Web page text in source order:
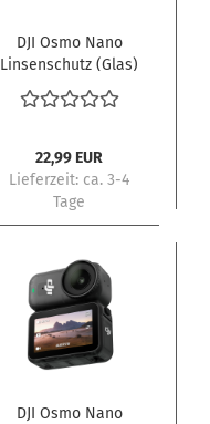
DJI Osmo Nano
Linsenschutz (Glas)
22,99 EUR
Lieferzeit: ca. 3-4
Tage
DJI Osmo Nano